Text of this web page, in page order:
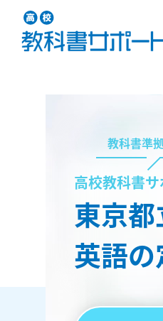
教科書準
高校教科書
東京
英語